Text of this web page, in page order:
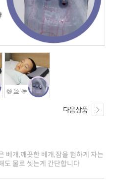
도 물로 씻는게 간단합니다